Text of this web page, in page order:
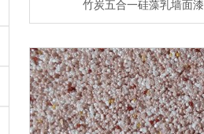
竹炭五合一硅藻乳墙面漆